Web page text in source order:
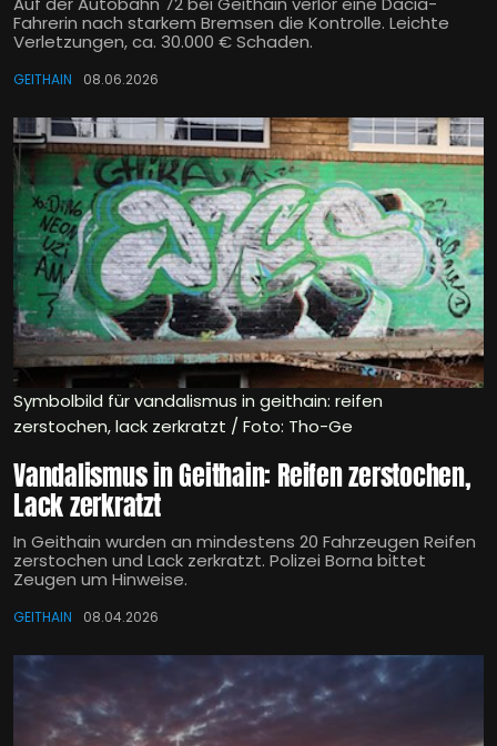
Fahrerin nach starkem Bremsen die Kontrolle. Leichte
Verletzungen, ca. 30.000 € Schaden.
GEITHAIN 08.06.2026
Symbolbild für vandalismus in geithain: reifen
zerstochen, lack zerkratzt / Foto: Tho-Ge
Vandalismus in Geithain: Reifen zerstochen,
Lack zerkratzt
In Geithain wurden an mindestens 20 Fahrzeugen Reifen
zerstochen und Lack zerkratzt. Polizei Borna bittet
Zeugen um Hinweise.
GEITHAIN 08.04.2026